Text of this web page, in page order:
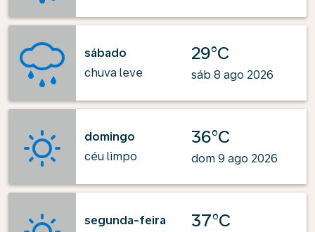
sábado
chuva leve
29°C
sáb 8 ago 2026
domingo
céu limpo
36°C
dom 9 ago 2026
segunda-feira
37°C